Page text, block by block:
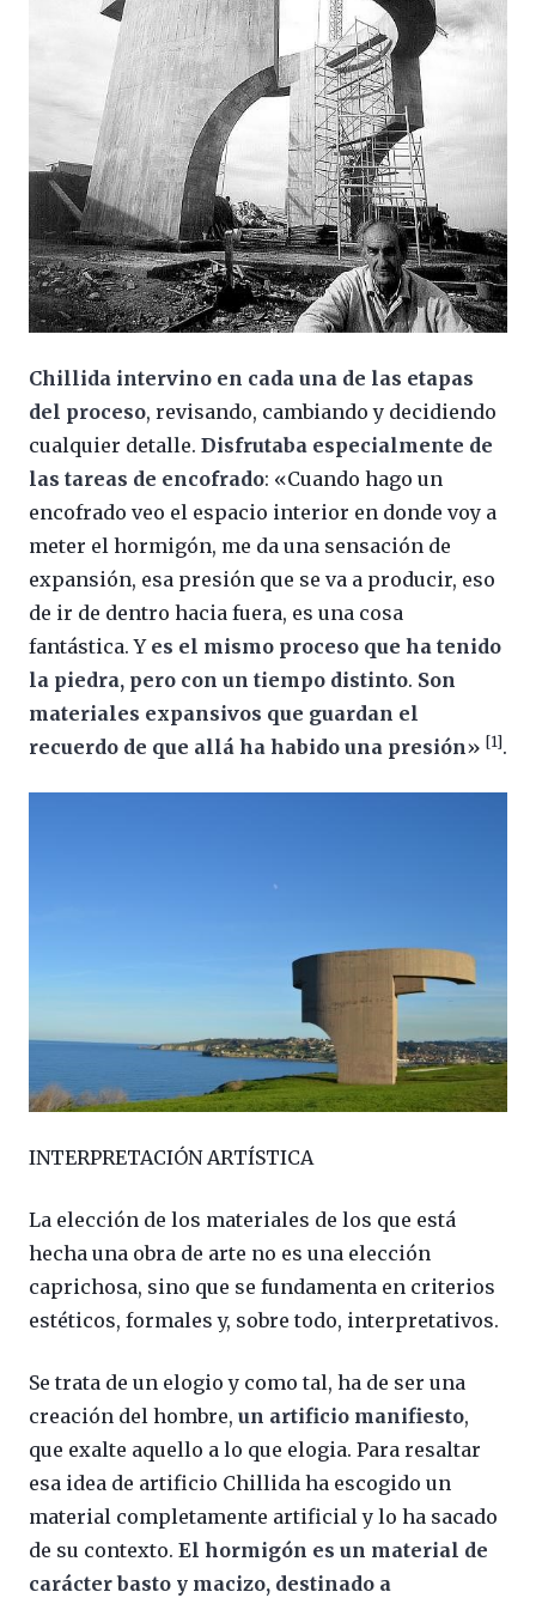
Chillida intervino en cada una de las etapas
del proceso, revisando, cambiando y decidiendo
cualquier detalle. Disfrutaba especialmente de
las tareas de encofrado: «Cuando hago un
encofrado veo el espacio interior en donde voy a
meter el hormigón, me da una sensación de
expansión, esa presión que se va a producir, eso
de ir de dentro hacia fuera, es una cosa
fantástica. Y es el mismo proceso que ha tenido
la piedra, pero con un tiempo distinto. Son
materiales expansivos que guardan el
recuerdo de que allá ha habido una presión» [1].
INTERPRETACIÓN ARTÍSTICA
La elección de los materiales de los que está
hecha una obra de arte no es una elección
caprichosa, sino que se fundamenta en criterios
estéticos, formales y, sobre todo, interpretativos.
Se trata de un elogio y como tal, ha de ser una
creación del hombre, un artificio manifiesto,
que exalte aquello a lo que elogia. Para resaltar
esa idea de artificio Chillida ha escogido un
material completamente artificial y lo ha sacado
de su contexto. El hormigón es un material de
carácter basto y macizo, destinado a